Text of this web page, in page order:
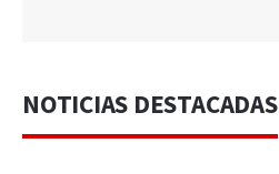
NOTICIAS DESTACADAS